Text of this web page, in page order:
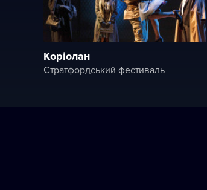
Коріолан
Стратфордський фестиваль